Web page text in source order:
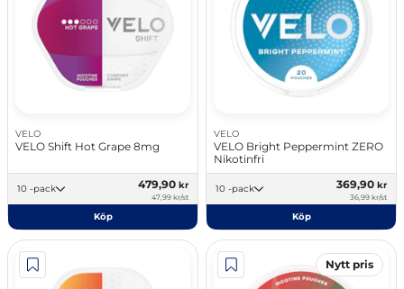
VELO
VELO Shift Hot Grape 8mg
10 -pack 479,90 kr
47,99 kr/st
Köp
VELO
VELO Bright Peppermint ZERO
Nikotinfri
10 -pack 369,90 kr
36,99 kr/st
Köp
Nytt pris